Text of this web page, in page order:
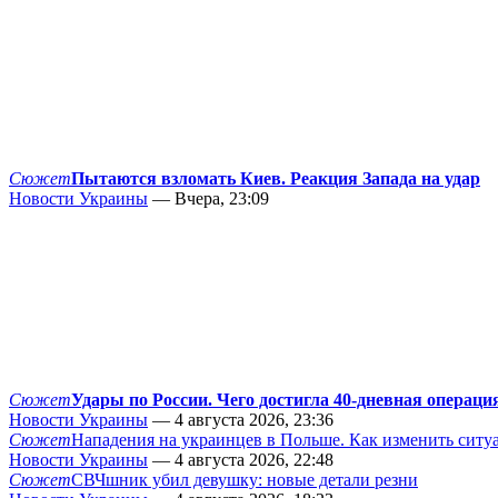
СюжетПытаются взломать Киев. Реакция Запада на удар
Новости Украины — Вчера, 23:09
СюжетУдары по России. Чего достигла 40-дневная
Новости Украины — 4 августа 2026, 23:36
СюжетНападения на украинцев в Польше. Как изменить
Новости Украины — 4 августа 2026, 22:48
СюжетСВЧшник убил девушку: новые детали резни